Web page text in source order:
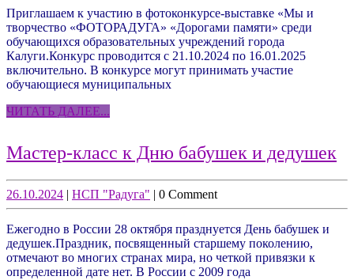
Приглашаем к участию в фотоконкурсе-выставке «Мы и
творчество «ФОТОРАДУГА» «Дорогами памяти» среди
обучающихся образовательных учреждений города
Калуги.Конкурс проводится с 21.10.2024 по 16.01.2025
включительно. В конкурсе могут принимать участие
обучающиеся муниципальных
ЧИТАТЬ ДАЛЕЕ...
Мастер-класс к Дню бабушек и дедушек
26.10.202426.10.2024
| НСП "Радуга" НСП
"Радуга"
| 0 Comment
Ежегодно в России 28 октября празднуется День бабушек и
дедушек.Праздник, посвященный старшему поколению,
отмечают во многих странах мира, но четкой привязки к
определенной дате нет. В России с 2009 года